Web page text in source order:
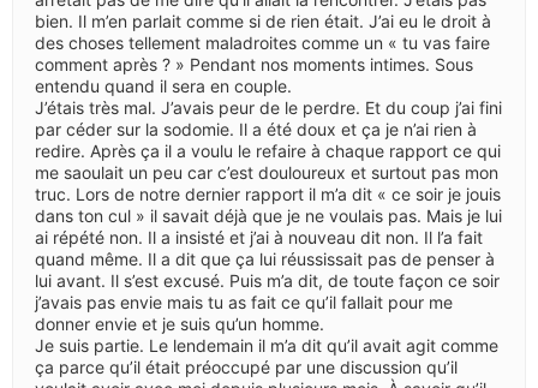
bien. Il m’en parlait comme si de rien était. J’ai eu le droit à
des choses tellement maladroites comme un « tu vas faire
comment après ? » Pendant nos moments intimes. Sous
entendu quand il sera en couple.
J’étais très mal. J’avais peur de le perdre. Et du coup j’ai fini
par céder sur la sodomie. Il a été doux et ça je n’ai rien à
redire. Après ça il a voulu le refaire à chaque rapport ce qui
me saoulait un peu car c’est douloureux et surtout pas mon
truc. Lors de notre dernier rapport il m’a dit « ce soir je jouis
dans ton cul » il savait déjà que je ne voulais pas. Mais je lui
ai répété non. Il a insisté et j’ai à nouveau dit non. Il l’a fait
quand même. Il a dit que ça lui réussissait pas de penser à
lui avant. Il s’est excusé. Puis m’a dit, de toute façon ce soir
j’avais pas envie mais tu as fait ce qu’il fallait pour me
donner envie et je suis qu’un homme.
Je suis partie. Le lendemain il m’a dit qu’il avait agit comme
ça parce qu’il était préoccupé par une discussion qu’il